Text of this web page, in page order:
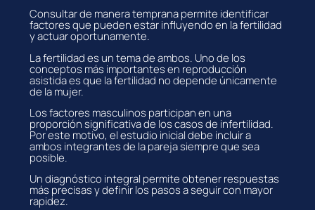
Consultar de manera temprana permite identificar
factores que pueden estar influyendo en la fertilidad
y actuar oportunamente.
La fertilidad es un tema de ambos. Uno de los
conceptos más importantes en reproducción
asistida es que la fertilidad no depende únicamente
de la mujer.
Los factores masculinos participan en una
proporción significativa de los casos de infertilidad.
Por este motivo, el estudio inicial debe incluir a
ambos integrantes de la pareja siempre que sea
posible.
Un diagnóstico integral permite obtener respuestas
más precisas y definir los pasos a seguir con mayor
rapidez.